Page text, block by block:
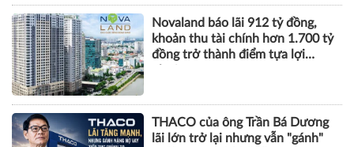
Novaland báo lãi 912 tỷ đồng,
khoản thu tài chính hơn 1.700 tỷ
đồng trở thành điểm tựa lợi
THACO của ông Trần Bá Dương
lãi lớn trở lại nhưng vẫn "gánh"